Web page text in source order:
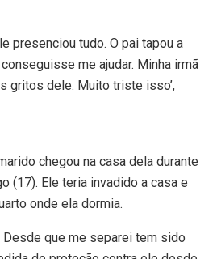
presenciou tudo. O pai tapou a
me ajudar. Minha irmã
gritos dele. Muito triste isso’,
chegou na casa dela durante
(17). Ele teria invadido a casa e
onde ela dormia.
Desde que me separei tem sido